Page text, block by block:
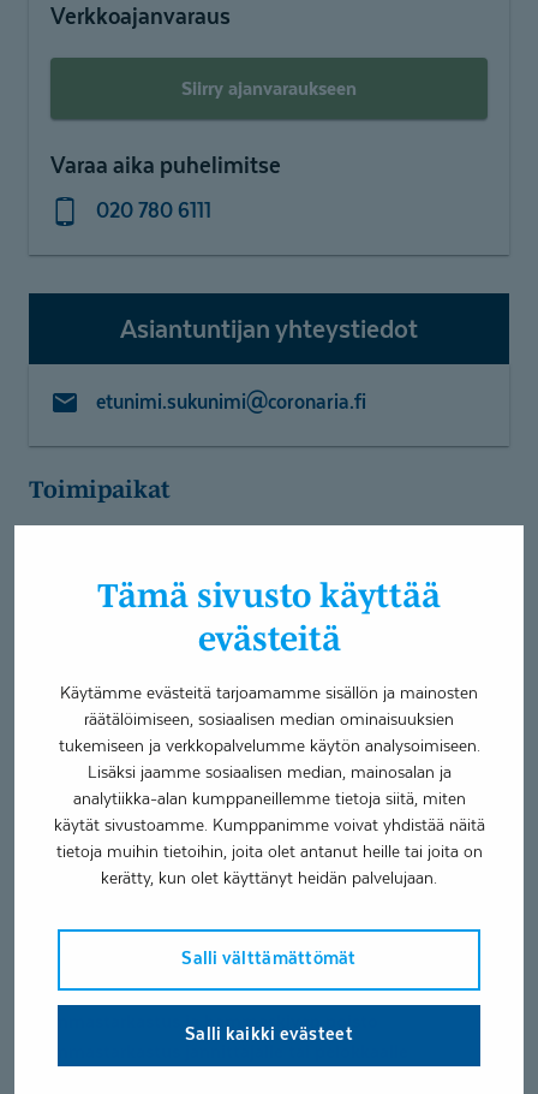
Tämä sivusto käyttää
evästeitä
Käytämme evästeitä tarjoamamme sisällön ja mainosten
räätälöimiseen, sosiaalisen median ominaisuuksien
tukemiseen ja verkkopalvelumme käytön analysoimiseen.
Lisäksi jaamme sosiaalisen median, mainosalan ja
analytiikka-alan kumppaneillemme tietoja siitä, miten
käytät sivustoamme. Kumppanimme voivat yhdistää näitä
tietoja muihin tietoihin, joita olet antanut heille tai joita on
kerätty, kun olet käyttänyt heidän palvelujaan.
Salli välttämättömät
Salli kaikki evästeet
Verkkoajanvaraus
Siirry ajanvaraukseen
Varaa aika puhelimitse
020 780 6111
Asiantuntijan yhteystiedot
etunimi.sukunimi@coronaria.fi
Toimipaikat
Kielitaito
Ruotsi
Palvelut
Hampaan paikkaus tai lohkeaman korjaus
Hammaslääkäripalvelut
Konsultaatio, Proteettiset- ja purentafysiologiset hoidot
Konsultaatio, Esteettinen hammashoito
Hammastarkastus ja hammaskiven poisto